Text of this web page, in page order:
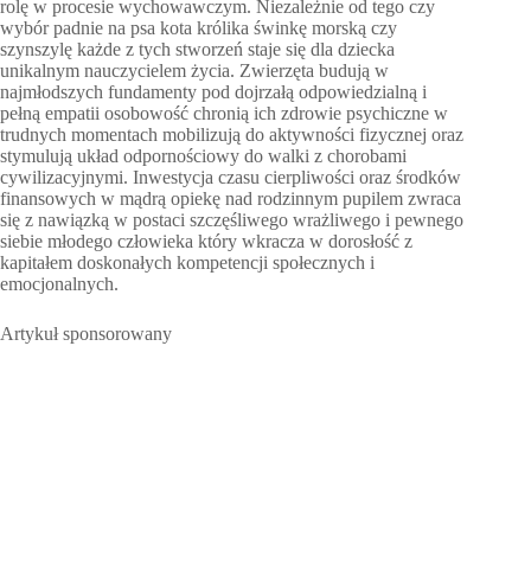
rolę w procesie wychowawczym. Niezależnie od tego czy
wybór padnie na psa kota królika świnkę morską czy
szynszylę każde z tych stworzeń staje się dla dziecka
unikalnym nauczycielem życia. Zwierzęta budują w
najmłodszych fundamenty pod dojrzałą odpowiedzialną i
pełną empatii osobowość chronią ich zdrowie psychiczne w
trudnych momentach mobilizują do aktywności fizycznej oraz
stymulują układ odpornościowy do walki z chorobami
cywilizacyjnymi. Inwestycja czasu cierpliwości oraz środków
finansowych w mądrą opiekę nad rodzinnym pupilem zwraca
się z nawiązką w postaci szczęśliwego wrażliwego i pewnego
siebie młodego człowieka który wkracza w dorosłość z
kapitałem doskonałych kompetencji społecznych i
emocjonalnych.
Artykuł sponsorowany